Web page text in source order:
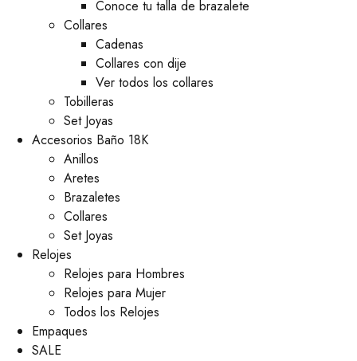
Conoce tu talla de brazalete
Collares
Cadenas
Collares con dije
Ver todos los collares
Tobilleras
Set Joyas
Accesorios Baño 18K
Anillos
Aretes
Brazaletes
Collares
Set Joyas
Relojes
Relojes para Hombres
Relojes para Mujer
Todos los Relojes
Empaques
SALE